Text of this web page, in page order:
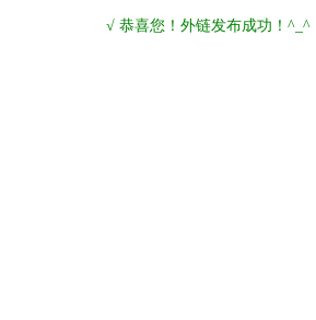
√ 恭喜您！外链发布成功！^_^